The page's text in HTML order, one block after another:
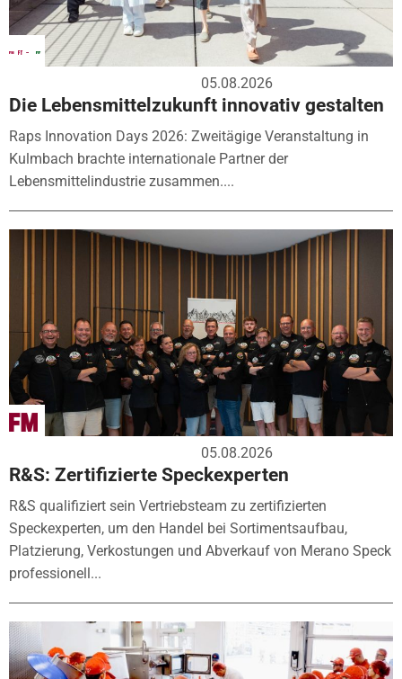
05.08.2026
Die Lebensmittelzukunft innovativ gestalten
Raps Innovation Days 2026: Zweitägige Veranstaltung in
Kulmbach brachte internationale Partner der
Lebensmittelindustrie zusammen....
05.08.2026
R&S: Zertifizierte Speckexperten
R&S qualifiziert sein Vertriebsteam zu zertifizierten
Speckexperten, um den Handel bei Sortimentsaufbau,
Platzierung, Verkostungen und Abverkauf von Merano Speck
professionell...